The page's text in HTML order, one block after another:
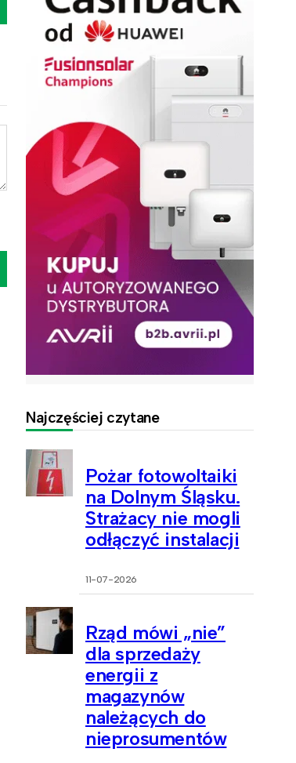
Najczęściej czytane
Pożar fotowoltaiki
na Dolnym Śląsku.
Strażacy nie mogli
odłączyć instalacji
11-07-2026
Rząd mówi „nie”
dla sprzedaży
energii z
magazynów
należących do
nieprosumentów